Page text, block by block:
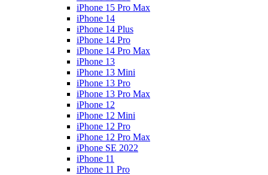
iPhone 15 Pro Max
iPhone 14
iPhone 14 Plus
iPhone 14 Pro
iPhone 14 Pro Max
iPhone 13
iPhone 13 Mini
iPhone 13 Pro
iPhone 13 Pro Max
iPhone 12
iPhone 12 Mini
iPhone 12 Pro
iPhone 12 Pro Max
iPhone SE 2022
iPhone 11
iPhone 11 Pro